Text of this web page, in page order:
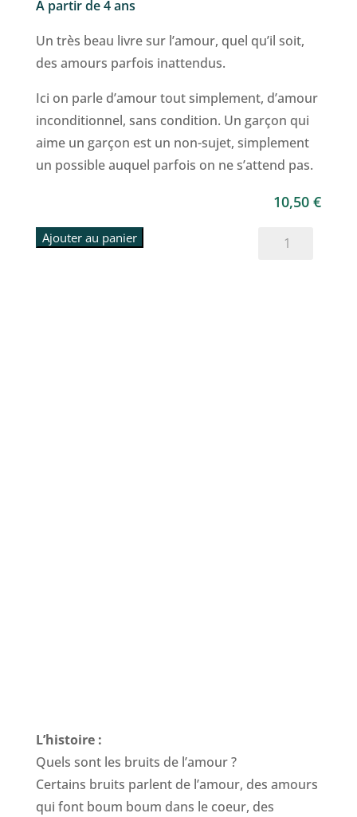
À partir de 4 ans
Un très beau livre sur l’amour, quel qu’il soit,
des amours parfois inattendus.
Ici on parle d’amour tout simplement, d’amour
inconditionnel, sans condition. Un garçon qui
aime un garçon est un non-sujet, simplement
un possible auquel parfois on ne s’attend pas.
10,50€
quantité
Ajouter au panier
L’histoire :
Quels sont les bruits de l’amour ?
Certains bruits parlent de l’amour, des amours
qui font boum boum dans le coeur, des